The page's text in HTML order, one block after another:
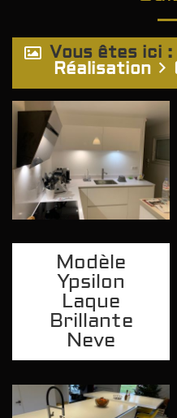
Vous êtes ici :
Réalisation
Modèle
Ypsilon
Laque
Brillante
Neve